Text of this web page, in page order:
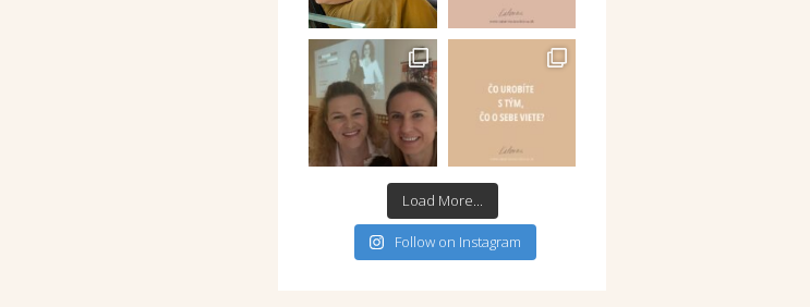
Load More...
Follow on Instagram